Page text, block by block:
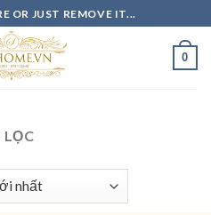
OR JUST REMOVE IT...
0
LỌC